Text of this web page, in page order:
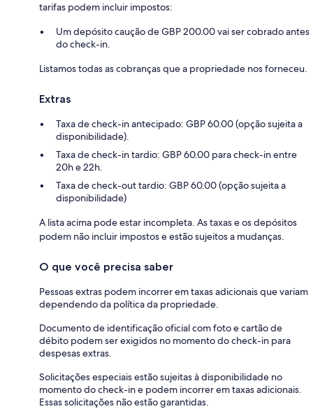
tarifas podem incluir impostos:
Um depósito caução de GBP 200.00 vai ser cobrado antes
do check-in.
Listamos todas as cobranças que a propriedade nos forneceu.
Extras
Taxa de check-in antecipado: GBP 60.00 (opção sujeita a
disponibilidade).
Taxa de check-in tardio: GBP 60.00 para check-in entre
20h e 22h.
Taxa de check-out tardio: GBP 60.00 (opção sujeita a
disponibilidade)
A lista acima pode estar incompleta. As taxas e os depósitos
podem não incluir impostos e estão sujeitos a mudanças.
O que você precisa saber
Pessoas extras podem incorrer em taxas adicionais que variam
dependendo da política da propriedade.
Documento de identificação oficial com foto e cartão de
débito podem ser exigidos no momento do check-in para
despesas extras.
Solicitações especiais estão sujeitas à disponibilidade no
momento do check-in e podem incorrer em taxas adicionais.
Essas solicitações não estão garantidas.